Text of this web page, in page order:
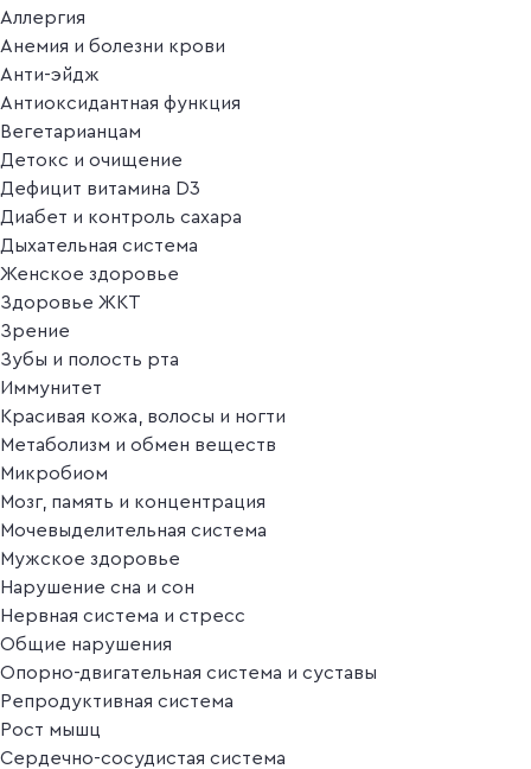
Аллергия
Анемия и болезни крови
Анти-эйдж
Антиоксидантная функция
Вегетарианцам
Детокс и очищение
Дефицит витамина D3
Диабет и контроль сахара
Дыхательная система
Женское здоровье
Здоровье ЖКТ
Зрение
Зубы и полость рта
Иммунитет
Красивая кожа, волосы и ногти
Метаболизм и обмен веществ
Микробиом
Мозг, память и концентрация
Мочевыделительная система
Мужское здоровье
Нарушение сна и сон
Нервная система и стресс
Общие нарушения
Опорно-двигательная система и суставы
Репродуктивная система
Рост мышц
Сердечно-сосудистая система